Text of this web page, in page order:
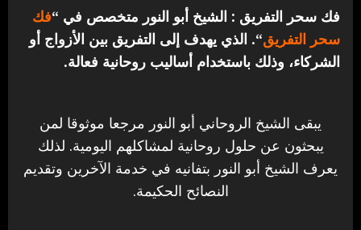
فك سحر التفريق : الشيخ أبو النور متخصص في “فك
سحر التفريق“. الذي يهدف إلى التفريق بين الأزواج أو
الشركاء، وذلك باستخدام أساليب روحانية فعالة.
يبقى الشيخ الروحاني أبو النور مرجعا موثوقا لمن
يبحثون عن حلول روحانية لمشاكلهم اليومية. لذلك
يعرف الشيخ أبو النور بتفانيه في خدمة الآخرين وتقديم
النصائح الحكيمة.